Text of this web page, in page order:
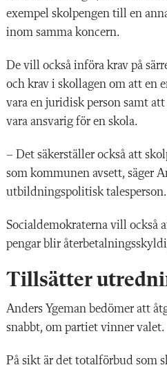
exempel skolpengen till en
inom samma koncern.
De vill också införa krav på
och krav i skollagen om att en
vara en juridisk person samt
vara ansvarig för en skola.
– Det säkerställer också att
som kommunen avsett, säger
utbildningspolitisk talesperson.
Socialdemokraterna vill också
pengar blir
Tillsätter
Anders Ygeman bedömer att
snabbt, om partiet vinner valet.
På sikt är det totalförbud som